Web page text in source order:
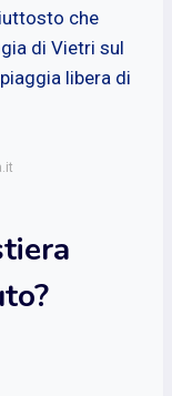
che
di Vietri sul
libera di